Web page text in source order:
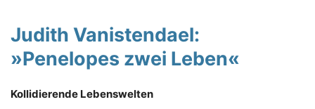
Judith Vanistendael:
»Penelopes zwei Leben«
Kollidierende Lebenswelten